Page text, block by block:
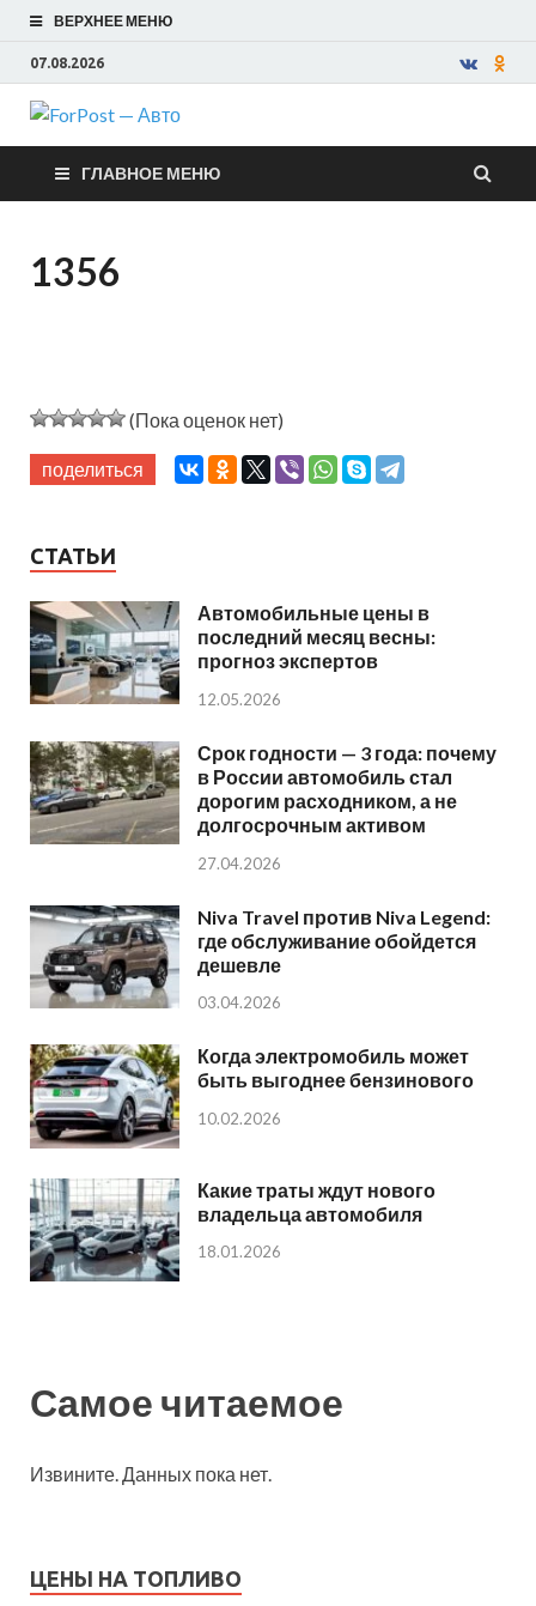
ВЕРХНЕЕ МЕНЮ
07.08.2026
ForPost —
Авто
ГЛАВНОЕ МЕНЮ
1356
(Пока оценок нет)
поделиться
СТАТЬИ
Автомобильные цены в
последний месяц весны:
прогноз экспертов
12.05.2026
Срок годности — 3 года: почему
в России автомобиль стал
дорогим расходником, а не
долгосрочным активом
27.04.2026
Niva Travel против Niva Legend:
где обслуживание обойдется
дешевле
03.04.2026
Когда электромобиль может
быть выгоднее бензинового
10.02.2026
Какие траты ждут нового
владельца автомобиля
18.01.2026
Самое читаемое
Извините. Данных пока нет.
ЦЕНЫ НА ТОПЛИВО